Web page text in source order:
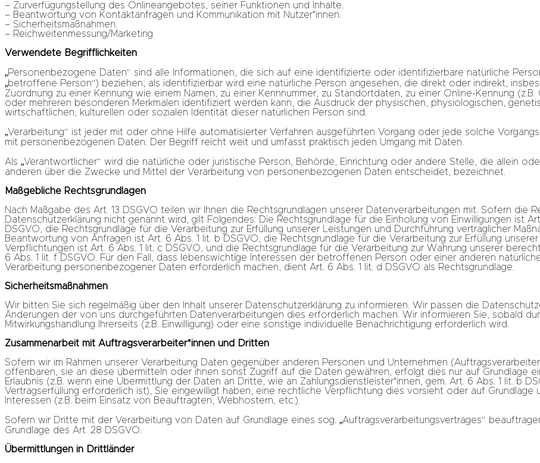
– Zurverfügungstellung des Onlineangebotes, seiner Funktionen und Inhalte.
– Beantwortung von Kontaktanfragen und Kommunikation mit Nutzer*innen.
– Sicherheitsmaßnahmen.
– Reichweitenmessung/Marketing
Verwendete Begrifflichkeiten
„Personenbezogene Daten“ sind alle Informationen, die sich auf eine identifizierte oder identifizierbare natürliche
„betroffene Person“) beziehen; als identifizierbar wird eine natürliche Person angesehen, die direkt oder indirekt,
Zuordnung zu einer Kennung wie einem Namen, zu einer Kennnummer, zu Standortdaten, zu einer Online-Kennung
oder mehreren besonderen Merkmalen identifiziert werden kann, die Ausdruck der physischen, physiologischen,
wirtschaftlichen, kulturellen oder sozialen Identität dieser natürlichen Person sind.
„Verarbeitung“ ist jeder mit oder ohne Hilfe automatisierter Verfahren ausgeführten Vorgang oder jede solche
mit personenbezogenen Daten. Der Begriff reicht weit und umfasst praktisch jeden Umgang mit Daten.
Als „Verantwortlicher“ wird die natürliche oder juristische Person, Behörde, Einrichtung oder andere Stelle, die allein
anderen über die Zwecke und Mittel der Verarbeitung von personenbezogenen Daten entscheidet, bezeichnet.
Maßgebliche Rechtsgrundlagen
Nach Maßgabe des Art. 13 DSGVO teilen wir Ihnen die Rechtsgrundlagen unserer Datenverarbeitungen mit. Sofern die
Datenschutzerklärung nicht genannt wird, gilt Folgendes: Die Rechtsgrundlage für die Einholung von Einwilligungen ist
DSGVO, die Rechtsgrundlage für die Verarbeitung zur Erfüllung unserer Leistungen und Durchführung vertraglicher
Beantwortung von Anfragen ist Art. 6 Abs. 1 lit. b DSGVO, die Rechtsgrundlage für die Verarbeitung zur Erfüllung
Verpflichtungen ist Art. 6 Abs. 1 lit. c DSGVO, und die Rechtsgrundlage für die Verarbeitung zur Wahrung unserer
6 Abs. 1 lit. f DSGVO. Für den Fall, dass lebenswichtige Interessen der betroffenen Person oder einer anderen
Verarbeitung personenbezogener Daten erforderlich machen, dient Art. 6 Abs. 1 lit. d DSGVO als Rechtsgrundlage.
Sicherheitsmaßnahmen
Wir bitten Sie sich regelmäßig über den Inhalt unserer Datenschutzerklärung zu informieren. Wir passen die
Änderungen der von uns durchgeführten Datenverarbeitungen dies erforderlich machen. Wir informieren Sie, sobald
Mitwirkungshandlung Ihrerseits (z.B. Einwilligung) oder eine sonstige individuelle Benachrichtigung erforderlich wird.
Zusammenarbeit mit Auftragsverarbeiter*innen und Dritten
Sofern wir im Rahmen unserer Verarbeitung Daten gegenüber anderen Personen und Unternehmen
offenbaren, sie an diese übermitteln oder ihnen sonst Zugriff auf die Daten gewähren, erfolgt dies nur auf Grundlage
Erlaubnis (z.B. wenn eine Übermittlung der Daten an Dritte, wie an Zahlungsdienstleister*innen, gem. Art. 6 Abs. 1 lit. b
Vertragserfüllung erforderlich ist), Sie eingewilligt haben, eine rechtliche Verpflichtung dies vorsieht oder auf Grundlage
Interessen (z.B. beim Einsatz von Beauftragten, Webhostern, etc.).
Sofern wir Dritte mit der Verarbeitung von Daten auf Grundlage eines sog. „Auftragsverarbeitungsvertrages“
Grundlage des Art. 28 DSGVO.
Übermittlungen in Drittländer